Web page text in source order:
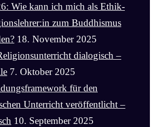
Wie kann ich mich als Ethik-
zum Buddhismus
18. November 2025
dialogisch –
7. Oktober 2025
für den
Unterricht veröffentlicht –
10. September 2025